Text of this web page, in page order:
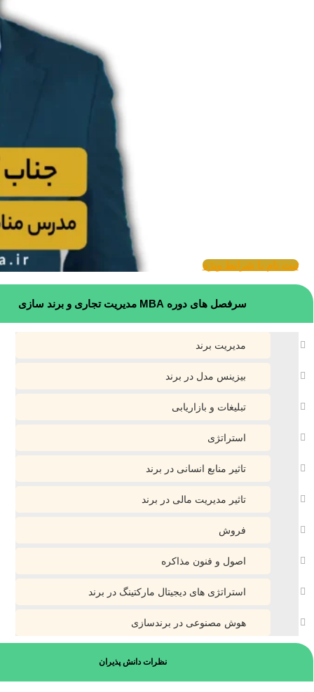
ثبت نام با شرایط ویژه
سرفصل های دوره MBA مدیریت تجاری و برند سازی
مدیریت برند
بیزینس مدل در برند
تبلیغات و بازاریابی
استراتژی
تاثیر منابع انسانی در برند
تاثیر مدیریت مالی در برند
فروش
اصول و فنون مذاکره
استراتژی های دیجیتال مارکتینگ در برند
هوش مصنوعی در برندسازی
نظرات دانش پذیران